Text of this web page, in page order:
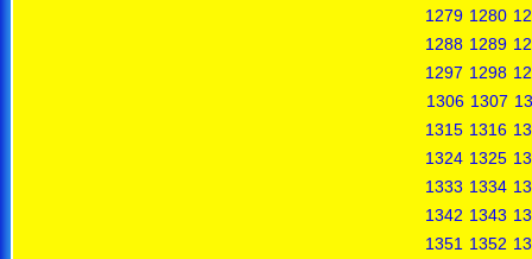
1279 1280
1288 1289
1297 1298
1306 1307
1315 1316
1324 1325
1333 1334
1342 1343
1351 1352